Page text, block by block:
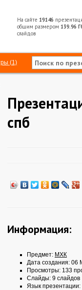
На сайте 19146
общим размером 139.96
слайдов
(1)
спб
Информация:
Предмет: МХК
Дата создания: 06
Просмотры: 133
Слайды: 9 слайдов
Язык презентации: